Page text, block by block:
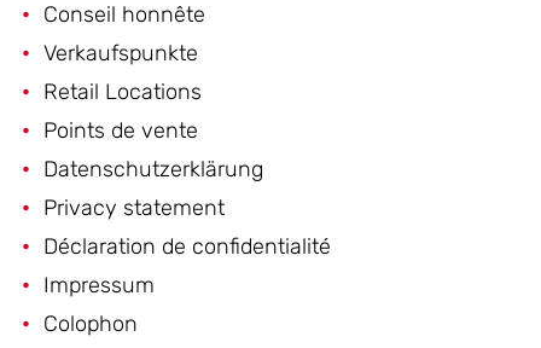
Conseil honnête
Verkaufspunkte
Retail Locations
Points de vente
Datenschutzerklärung
Privacy statement
Déclaration de confidentialité
Impressum
Colophon